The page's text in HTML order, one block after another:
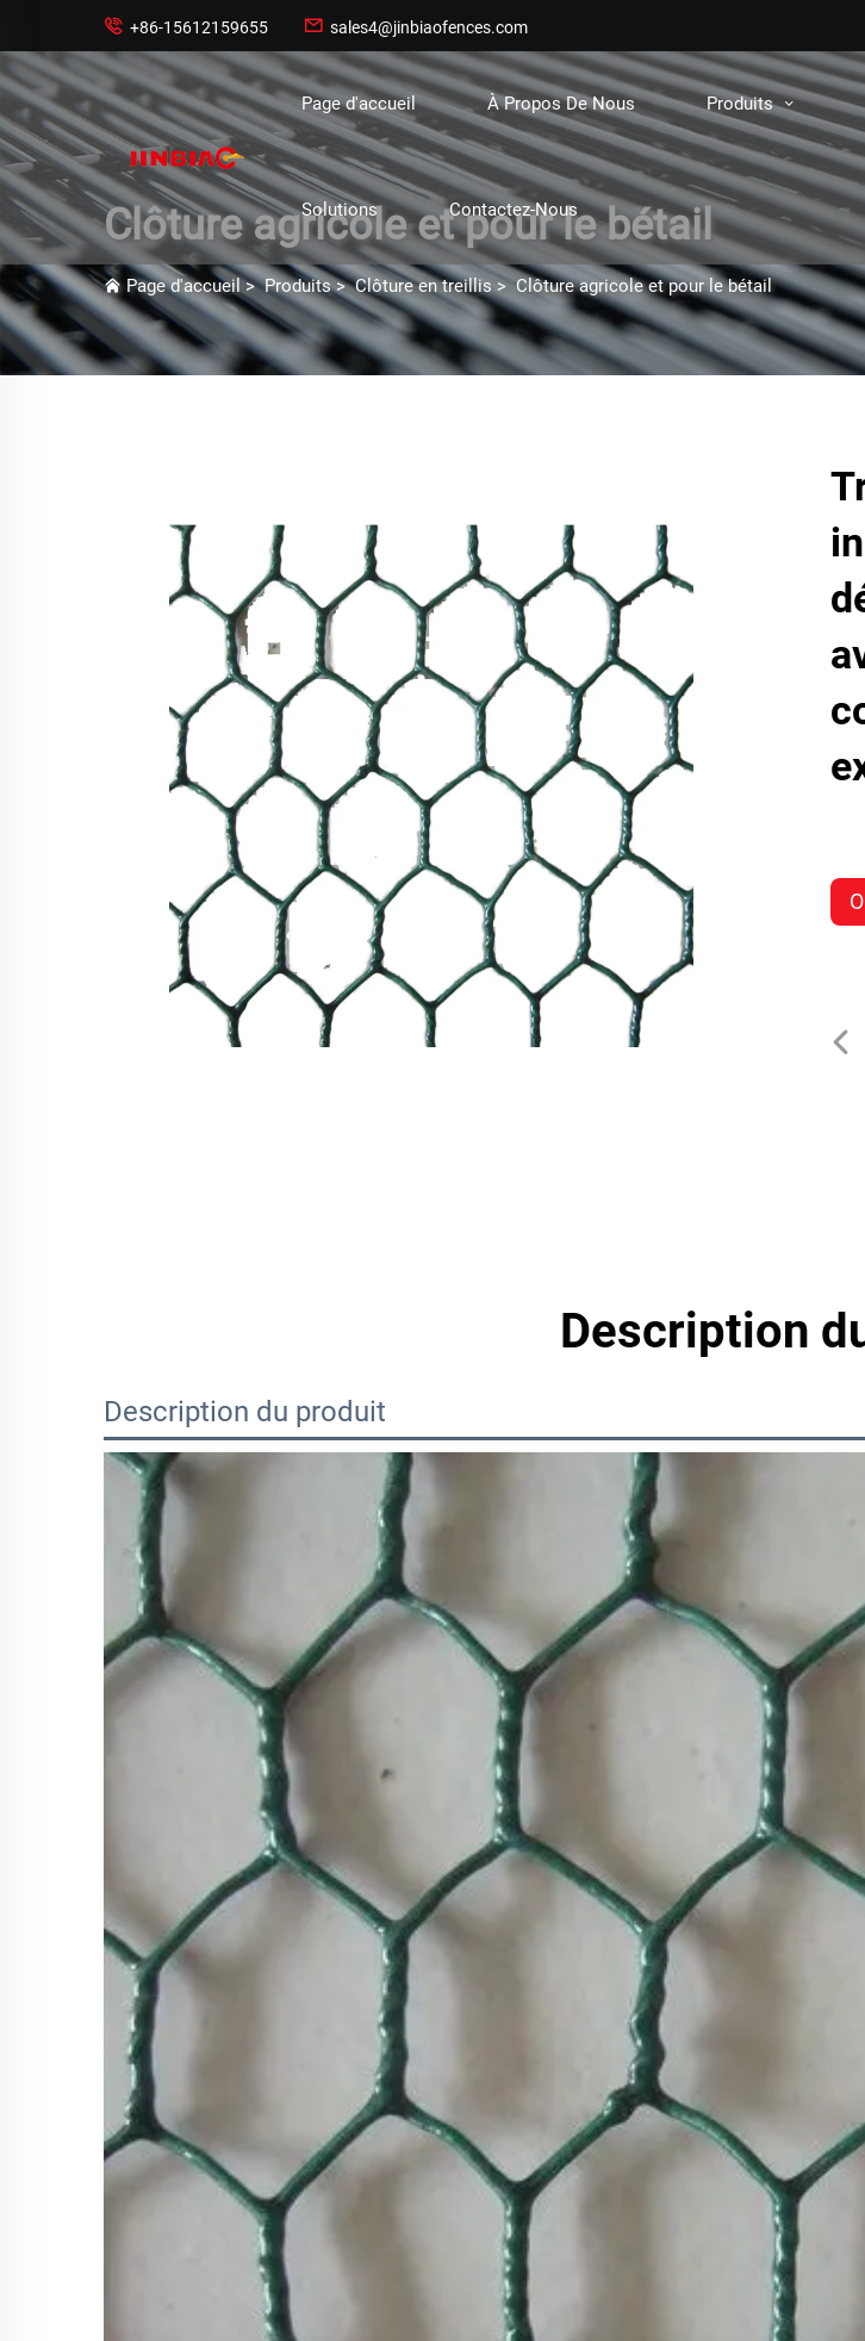
 +86-15612159655  sales4@jinbiaofences.com
Page d'accueil À Propos De Nous Produits
Solutions Contactez-Nous
Clôture agricole et pour le bétail
Page d'accueil>Produits>Clôture en treillis > Clôture agricole et pour le bétail
Description
Description du produit